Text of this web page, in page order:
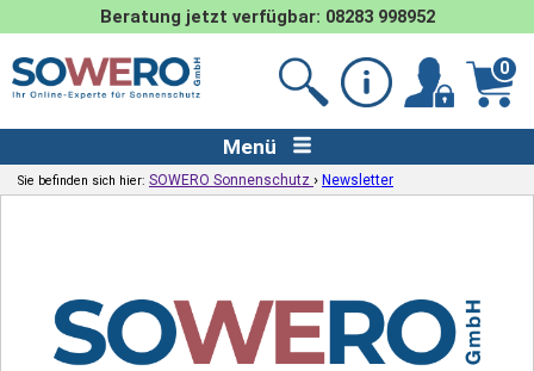
Beratung jetzt verfügbar: 08283 998952
0
Menü
Sie befinden sich hier: SOWERO Sonnenschutz › Newsletter